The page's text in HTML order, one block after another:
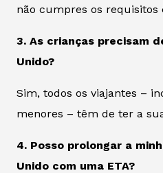
não cumpres os requisitos
3. As crianças precisam
Unido?
Sim, todos os viajantes –
menores – têm de ter a
4. Posso prolongar a
Unido com uma ETA?